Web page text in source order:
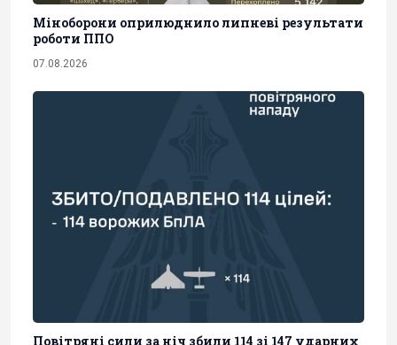
Міноборони оприлюднило липневі результати
роботи ППО
07.08.2026
Повітряні сили за ніч збили 114 зі 147 ударних